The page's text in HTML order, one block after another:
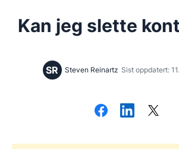
Kan jeg slette
SR Steven Reinartz Sist oppdatert: